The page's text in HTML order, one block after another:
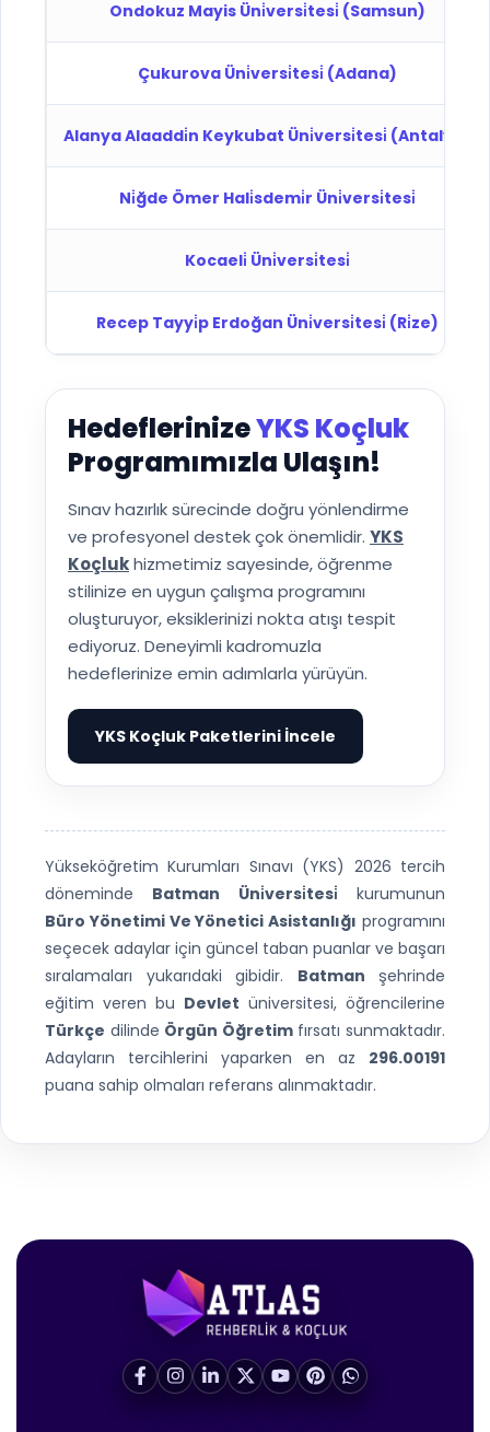
Ondokuz Mayis Üni̇versi̇tesi̇ (Samsun)
Çukurova Üni̇versi̇tesi̇ (Adana)
Alanya Alaaddi̇n Keykubat Üni̇versi̇tesi̇ (Antalya)
Ni̇ğde Ömer Hali̇sdemi̇r Üni̇versi̇tesi̇
Kocaeli̇ Üni̇versi̇tesi̇
Recep Tayyi̇p Erdoğan Üni̇versi̇tesi̇ (Ri̇ze)
HedeflerinizeYKS Koçluk
Programımızla Ulaşın!
Sınav hazırlık sürecinde doğru yönlendirme
ve profesyonel destek çok önemlidir. YKS
Koçlukhizmetimiz sayesinde, öğrenme
stilinize en uygun çalışma programını
oluşturuyor, eksiklerinizi nokta atışı tespit
ediyoruz. Deneyimli kadromuzla
hedeflerinize emin adımlarla yürüyün.
YKS Koçluk Paketlerini İncele
▶
Yükseköğretim Kurumları Sınavı (YKS) 2026 tercih
döneminde Batman Üni̇versi̇tesi̇ kurumunun
Büro Yönetimi Ve Yönetici Asistanlığı programını
seçecek adaylar için güncel taban puanlar ve başarı
sıralamaları yukarıdaki gibidir. Batman şehrinde
eğitim veren bu Devlet üniversitesi, öğrencilerine
Türkçe dilinde Örgün Öğretimfırsatı sunmaktadır.
Adayların tercihlerini yaparken en az 296.00191
puana sahip olmaları referans alınmaktadır.